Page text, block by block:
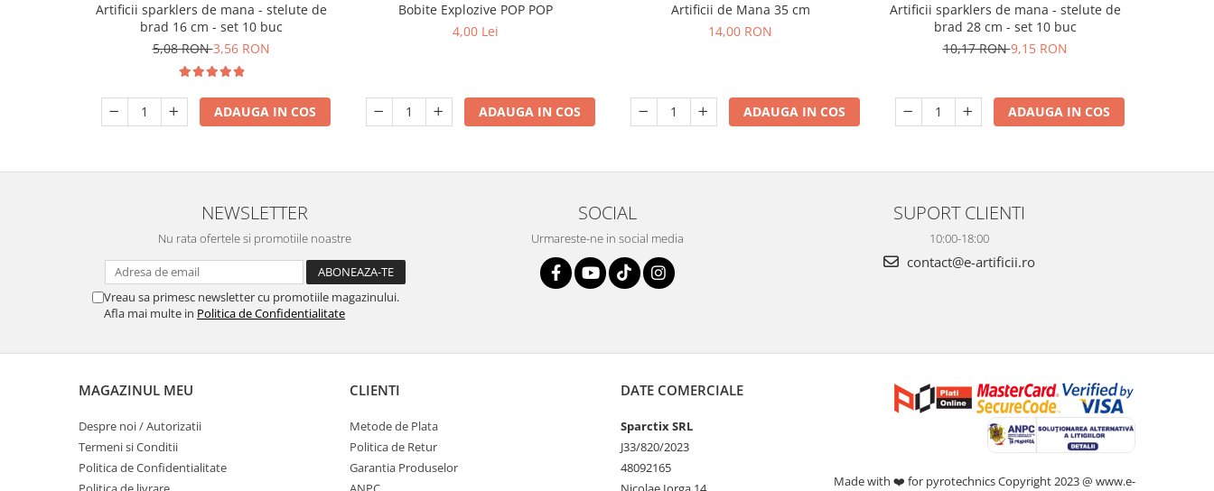
Artificii sparklers de mana - stelute de
brad 16 cm - set 10 buc
5,08 RON3,56 RON
ADAUGA IN COS
Bobite Explozive POP POP
4,00 Lei
ADAUGA IN COS
Artificii de Mana 35 cm
14,00 RON
ADAUGA IN COS
Artificii sparklers de mana - stelute de
brad 28 cm - set 10 buc
10,17 RON9,15 RON
ADAUGA IN COS
NEWSLETTER
Nu rata ofertele si promotiile noastre
Vreau sa primesc newsletter cu promotiile magazinului.
Afla mai multe in Politica de Confidentialitate
SOCIAL
Urmareste-ne in social media
SUPORT CLIENTI
10:00-18:00
contact@e-artificii.ro
MAGAZINUL MEU
Despre noi / Autorizatii
Termeni si Conditii
Politica de Confidentialitate
CLIENTI
Metode de Plata
Politica de Retur
Garantia Produselor
DATE COMERCIALE
Sparctix SRL
J33/820/2023
48092165
Made with ❤️ for pyrotechnics Copyright 2023 @ www.e-